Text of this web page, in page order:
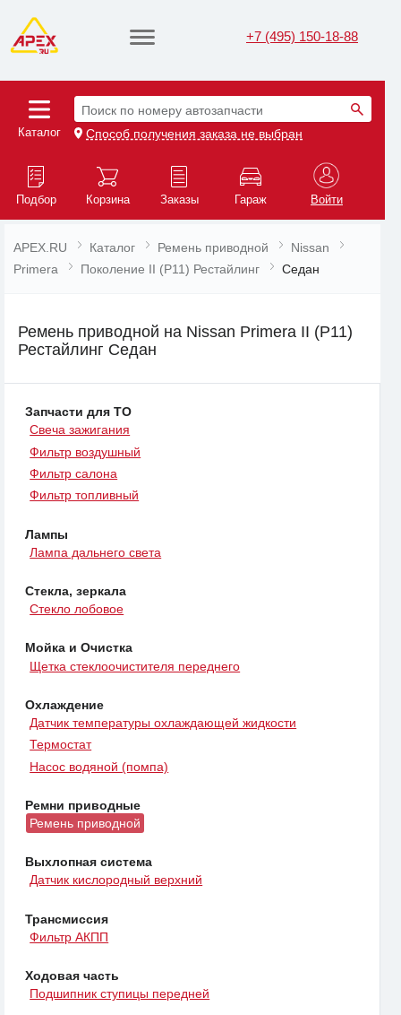
+7 (495) 150-18-88
Каталог
Поиск по номеру автозапчасти
Способ получения заказа не выбран
Подбор Корзина Заказы Гараж Войти
APEX.RU Каталог Ремень приводной
Nissan
Primera
Поколение II (P11) Рестайлинг Седан
Ремень приводной на Nissan Primera II (P11)
Рестайлинг Седан
Запчасти для ТО
Свеча зажигания
Фильтр воздушный
Фильтр салона
Фильтр топливный
Лампы
Лампа дальнего света
Стекла, зеркала
Стекло лобовое
Мойка и Очистка
Щетка стеклоочистителя переднего
Охлаждение
Датчик температуры охлаждающей жидкости
Термостат
Насос водяной (помпа)
Ремни приводные
Ремень приводной
Выхлопная система
Датчик кислородный верхний
Трансмиссия
Фильтр АКПП
Ходовая часть
Подшипник ступицы передней